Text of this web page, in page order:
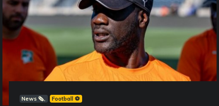
News 🗞️ Football ⚽️